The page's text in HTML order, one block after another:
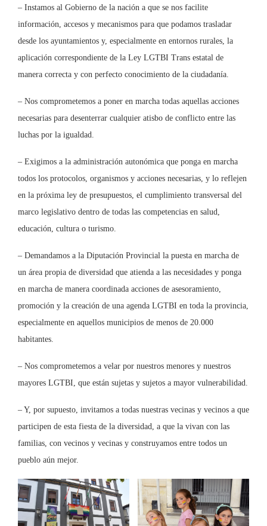
– Instamos al Gobierno de la nación a que se nos facilite
información, accesos y mecanismos para que podamos trasladar
desde los ayuntamientos y, especialmente en entornos rurales, la
aplicación correspondiente de la Ley LGTBI Trans estatal de
manera correcta y con perfecto conocimiento de la ciudadanía.
– Nos comprometemos a poner en marcha todas aquellas acciones
necesarias para desenterrar cualquier atisbo de conflicto entre las
luchas por la igualdad.
– Exigimos a la administración autonómica que ponga en marcha
todos los protocolos, organismos y acciones necesarias, y lo reflejen
en la próxima ley de presupuestos, el cumplimiento transversal del
marco legislativo dentro de todas las competencias en salud,
educación, cultura o turismo.
– Demandamos a la Diputación Provincial la puesta en marcha de
un área propia de diversidad que atienda a las necesidades y ponga
en marcha de manera coordinada acciones de asesoramiento,
promoción y la creación de una agenda LGTBI en toda la provincia,
especialmente en aquellos municipios de menos de 20.000
habitantes.
– Nos comprometemos a velar por nuestros menores y nuestros
mayores LGTBI, que están sujetas y sujetos a mayor vulnerabilidad.
– Y, por supuesto, invitamos a todas nuestras vecinas y vecinos a que
participen de esta fiesta de la diversidad, a que la vivan con las
familias, con vecinos y vecinas y construyamos entre todos un
pueblo aún mejor.